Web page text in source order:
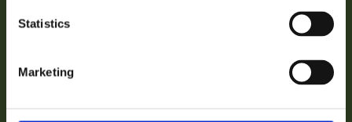
Statistics
Marketing